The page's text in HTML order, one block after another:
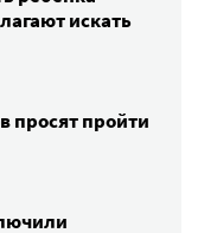
искать
просят пройти